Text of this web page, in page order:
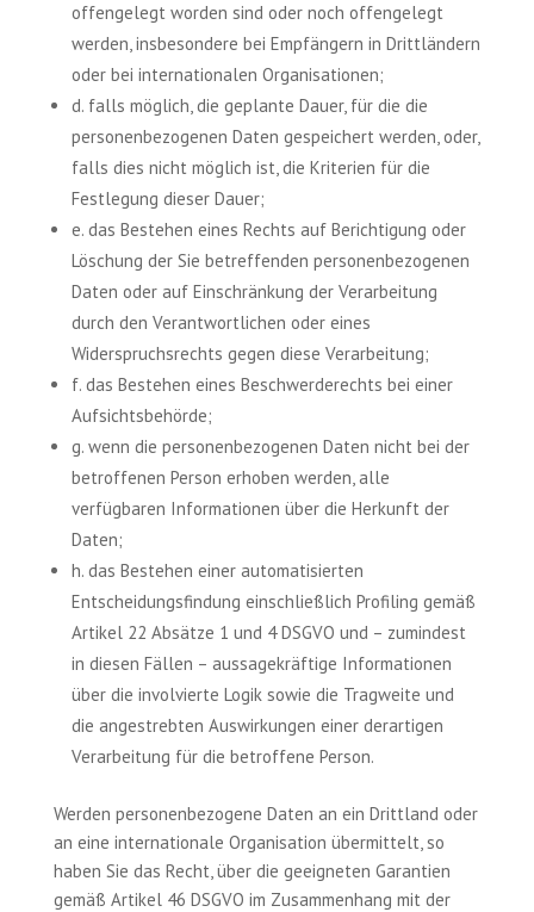
offengelegt worden sind oder noch offengelegt
werden, insbesondere bei Empfängern in Drittländern
oder bei internationalen Organisationen;
d. falls möglich, die geplante Dauer, für die die
personenbezogenen Daten gespeichert werden, oder,
falls dies nicht möglich ist, die Kriterien für die
Festlegung dieser Dauer;
e. das Bestehen eines Rechts auf Berichtigung oder
Löschung der Sie betreffenden personenbezogenen
Daten oder auf Einschränkung der Verarbeitung
durch den Verantwortlichen oder eines
Widerspruchsrechts gegen diese Verarbeitung;
f. das Bestehen eines Beschwerderechts bei einer
Aufsichtsbehörde;
g. wenn die personenbezogenen Daten nicht bei der
betroffenen Person erhoben werden, alle
verfügbaren Informationen über die Herkunft der
Daten;
h. das Bestehen einer automatisierten
Entscheidungsfindung einschließlich Profiling gemäß
Artikel 22 Absätze 1 und 4 DSGVO und – zumindest
in diesen Fällen – aussagekräftige Informationen
über die involvierte Logik sowie die Tragweite und
die angestrebten Auswirkungen einer derartigen
Verarbeitung für die betroffene Person.
Werden personenbezogene Daten an ein Drittland oder
an eine internationale Organisation übermittelt, so
haben Sie das Recht, über die geeigneten Garantien
gemäß Artikel 46 DSGVO im Zusammenhang mit der